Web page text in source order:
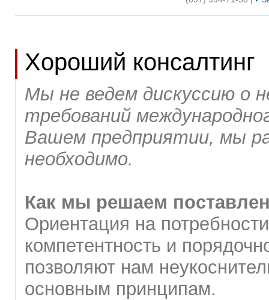
Хороший консалтинг
Мы не ведем дискуссию о
требований
Вашем предприятии, мы
необходимо.
Как мы решаем
Ориентация на
компетентность и
позволяют нам
основным принципам.